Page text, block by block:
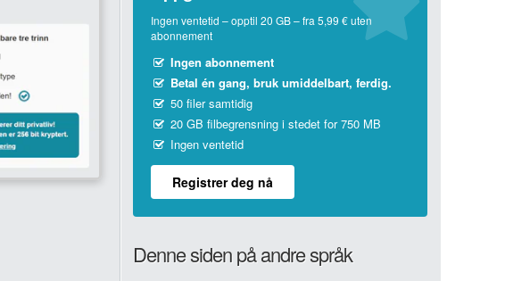
Ingen ventetid – opptil 20 GB – fra 5,99 € uten
abonnement
Ingen abonnement
Betal én gang, bruk umiddelbart, ferdig.
50 filer samtidig
20 GB filbegrensning i stedet for 750 MB
Ingen ventetid
Registrer deg nå
Denne siden på andre språk